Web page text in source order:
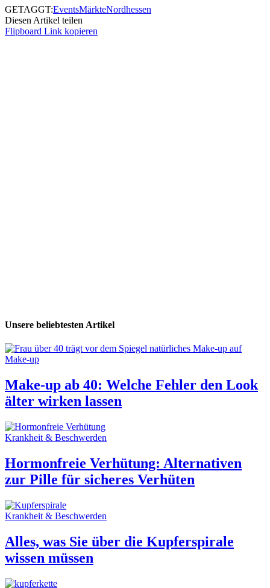
GETAGGT:EventsMärkteNordhessen
Diesen Artikel teilen
Flipboard Link kopieren
Unsere beliebtesten Artikel
Make-up
Make-up ab 40: Welche Fehler den Look
älter wirken lassen
Krankheit & Beschwerden
Hormonfreie Verhütung: Alternativen
zur Pille für sicheres Verhüten
Krankheit & Beschwerden
Alles, was Sie über die Kupferspirale
wissen müssen